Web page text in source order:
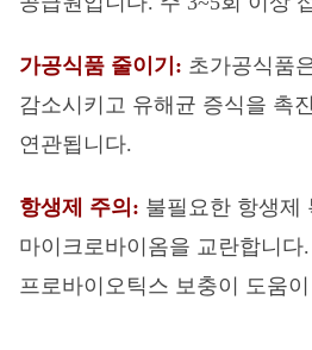
가공식품 줄이기: 초가공식품
감소시키고 유해균 증식을 촉
연관됩니다.
항생제 주의: 불필요한 항생제
마이크로바이옴을 교란합니다
프로바이오틱스 보충이 도움